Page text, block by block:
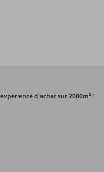
d'achat sur 2000m² !